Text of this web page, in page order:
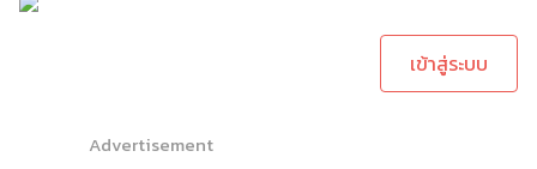
เข้าสู่ระบบ
Advertisement